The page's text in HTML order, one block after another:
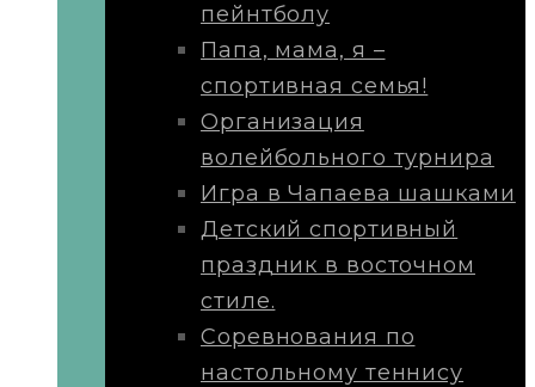
пейнтболу
Папа, мама, я –
спортивная семья!
Организация
волейбольного турнира
Игра в Чапаева шашками
Детский спортивный
праздник в восточном
стиле.
Соревнования по
настольному теннису